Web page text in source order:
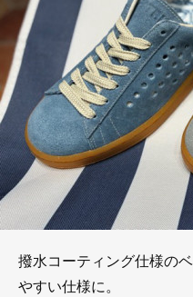
撥水コーティング仕様の
やすい仕様に。